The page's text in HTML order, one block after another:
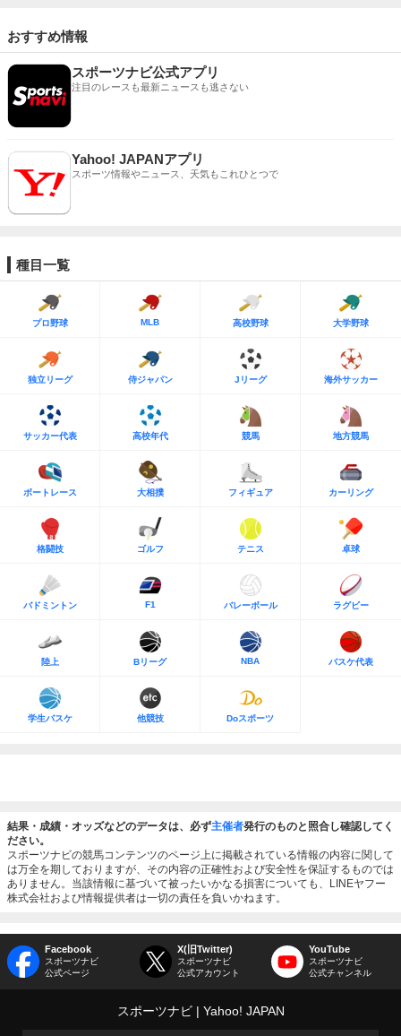
おすすめ情報
スポーツナビ公式アプリ
注目のレースも最新ニュースも逃さない
Yahoo! JAPANアプリ
スポーツ情報やニュース、天気もこれひとつで
種目一覧
プロ野球 MLB 高校野球 大学野球
独立リーグ 侍ジャパン Jリーグ 海外サッカー
サッカー代表 高校年代 競馬 地方競馬
ボートレース 大相撲 フィギュア カーリング
格闘技 ゴルフ テニス 卓球
バドミントン F1 バレーボール ラグビー
陸上 Bリーグ NBA バスケ代表
学生バスケ 他競技 Doスポーツ
結果・成績・オッズなどのデータは、必ず主催者発行のものと照合し確認してく
ださい。
スポーツナビの競馬コンテンツのページ上に掲載されている情報の内容に関して
は万全を期しておりますが、その内容の正確性および安全性を保証するものでは
ありません。当該情報に基づいて被ったいかなる損害についても、LINEヤフー
株式会社および情報提供者は一切の責任を負いかねます。
Facebook
スポーツナビ
公式ページ
X(旧Twitter)
スポーツナビ
公式アカウント
YouTube
スポーツナビ
公式チャンネル
スポーツナビ Yahoo! JAPAN